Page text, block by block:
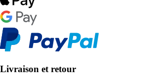
Livraison et retour